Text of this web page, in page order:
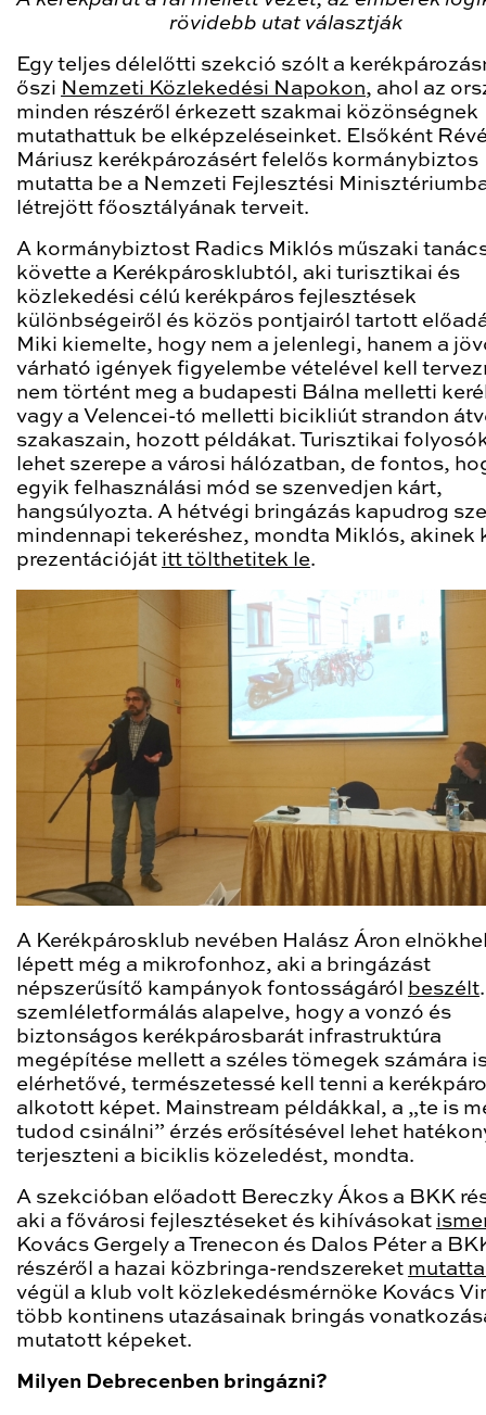
rövidebb utat választják
Egy teljes délelőtti szekció szólt a
őszi Nemzeti Közlekedési Napokon, ahol az
minden részéről érkezett szakmai közönségnek
mutathattuk be elképzeléseinket. Elsőként
Máriusz kerékpározásért felelős kormánybiztos
mutatta be a Nemzeti Fejlesztési
létrejött főosztályának terveit.
A kormánybiztost Radics Miklós műszaki
követte a Kerékpárosklubtól, aki turisztikai és
közlekedési célú kerékpáros fejlesztések
különbségeiről és közös pontjairól tartott
Miki kiemelte, hogy nem a jelenlegi, hanem a
várható igények figyelembe vételével kell
nem történt meg a budapesti Bálna melletti
vagy a Velencei-tó melletti bicikliút strandon
szakaszain, hozott példákat. Turisztikai
lehet szerepe a városi hálózatban, de fontos,
egyik felhasználási mód se szenvedjen kárt,
hangsúlyozta. A hétvégi bringázás kapudrog
mindennapi tekeréshez, mondta Miklós, akinek
prezentációját itt tölthetitek le.
A Kerékpárosklub nevében Halász Áron
lépett még a mikrofonhoz, aki a bringázást
népszerűsítő kampányok fontosságáról beszélt
szemléletformálás alapelve, hogy a vonzó és
biztonságos kerékpárosbarát infrastruktúra
megépítése mellett a széles tömegek számára
elérhetővé, természetessé kell tenni a
alkotott képet. Mainstream példákkal, a „te is
tudod csinálni” érzés erősítésével lehet
terjeszteni a biciklis közeledést, mondta.
A szekcióban előadott Bereczky Ákos a BKK
aki a fővárosi fejlesztéseket és kihívásokat
Kovács Gergely a Trenecon és Dalos Péter a
részéről a hazai közbringa-rendszereket
végül a klub volt közlekedésmérnöke Kovács
több kontinens utazásainak bringás
mutatott képeket.
Milyen Debrecenben bringázni?